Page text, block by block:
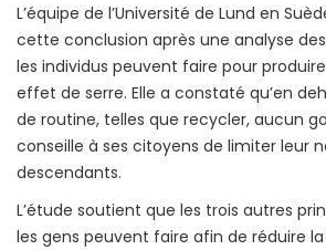
L’équipe de l’Université de Lund en
cette conclusion après une analyse
les individus peuvent faire pour
effet de serre. Elle a constaté qu’en
de routine, telles que recycler, aucun
conseille à ses citoyens de limiter leur
descendants.
L’étude soutient que les trois autres
les gens peuvent faire afin de réduire